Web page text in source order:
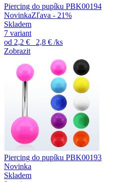
Piercing do pupíku PBK00194
NovinkaZľava - 21%
Skladem
7 variant
od 2,2 € 2,8 € /ks
Zobrazit
Piercing do pupíku PBK00193
Novinka
Skladem